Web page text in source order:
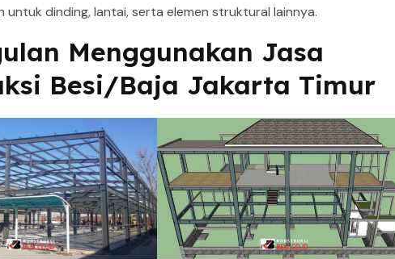
untuk dinding, lantai, serta elemen struktural lainnya.
Menggunakan Jasa
Besi/Baja Jakarta Timur